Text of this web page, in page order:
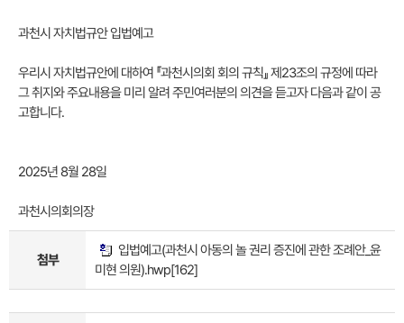
과천시 자치법규안 입법예고
우리시 자치법규안에 대하여 『과천시의회 회의 규칙』 제23조의 규정에 따라
그 취지와 주요내용을 미리 알려 주민여러분의 의견을 듣고자 다음과 같이 공
고합니다.
2025년 8월 28일
과천시의회의장
첨부
입법예고(과천시 아동의 놀 권리 증진에 관한 조례안_윤
미현 의원).hwp[162]